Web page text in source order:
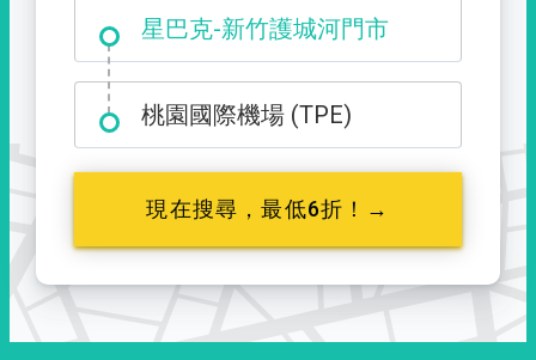
大霸尖山登山口
桃園國際機場 (TPE)
現在搜尋，最低6折！→